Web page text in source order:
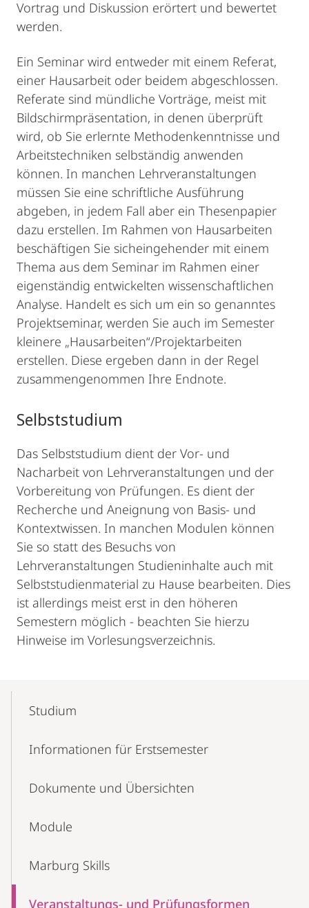
Vortrag und Diskussion erörtert und bewertet
werden.
Ein Seminar wird entweder mit einem Referat,
einer Hausarbeit oder beidem abgeschlossen.
Referate sind mündliche Vorträge, meist mit
Bildschirmpräsentation, in denen überprüft
wird, ob Sie erlernte Methodenkenntnisse und
Arbeitstechniken selbständig anwenden
können. In manchen Lehrveranstaltungen
müssen Sie eine schriftliche Ausführung
abgeben, in jedem Fall aber ein Thesenpapier
dazu erstellen. Im Rahmen von Hausarbeiten
beschäftigen Sie sicheingehender mit einem
Thema aus dem Seminar im Rahmen einer
eigenständig entwickelten wissenschaftlichen
Analyse. Handelt es sich um ein so genanntes
Projektseminar, werden Sie auch im Semester
kleinere „Hausarbeiten“/Projektarbeiten
erstellen. Diese ergeben dann in der Regel
zusammengenommen Ihre Endnote.
Selbststudium
Das Selbststudium dient der Vor- und
Nacharbeit von Lehrveranstaltungen und der
Vorbereitung von Prüfungen. Es dient der
Recherche und Aneignung von Basis- und
Kontextwissen. In manchen Modulen können
Sie so statt des Besuchs von
Lehrveranstaltungen Studieninhalte auch mit
Selbststudienmaterial zu Hause bearbeiten. Dies
ist allerdings meist erst in den höheren
Semestern möglich - beachten Sie hierzu
Hinweise im Vorlesungsverzeichnis.
NavigationStudium
Informationen für Erstsemester
Dokumente und Übersichten
Module
Marburg Skills
Veranstaltungs- und Prüfungsformen